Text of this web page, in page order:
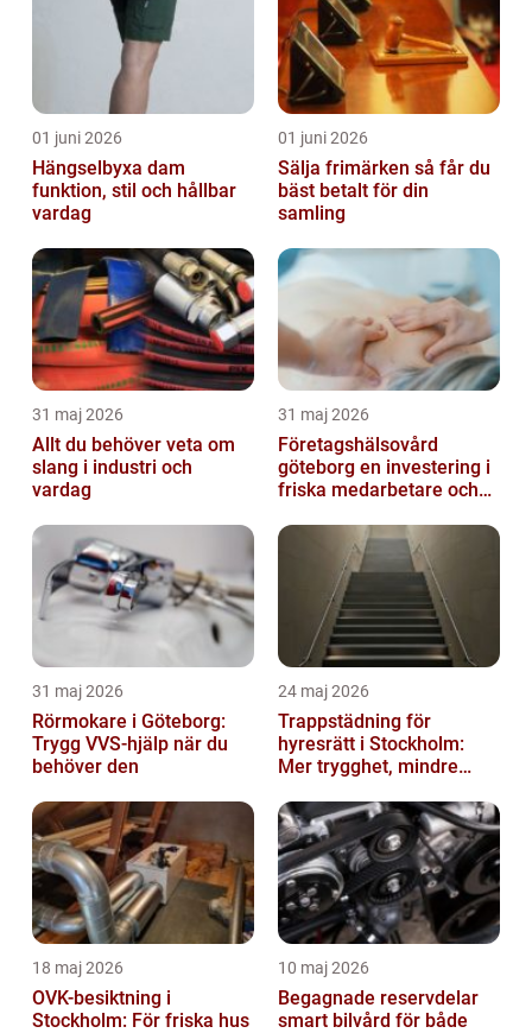
01 juni 2026
Hängselbyxa dam
funktion, stil och hållbar
vardag
01 juni 2026
Sälja frimärken så får du
bäst betalt för din
samling
31 maj 2026
Allt du behöver veta om
slang i industri och
vardag
31 maj 2026
Företagshälsovård
göteborg en investering i
friska medarbetare och
31 maj 2026
Rörmokare i Göteborg:
Trygg VVS-hjälp när du
behöver den
24 maj 2026
Trappstädning för
hyresrätt i Stockholm:
Mer trygghet, mindre
18 maj 2026
OVK-besiktning i
Stockholm: För friska hus
10 maj 2026
Begagnade reservdelar
smart bilvård för både